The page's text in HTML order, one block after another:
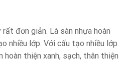
đơn giản. Là sàn nhựa hoàn
nhiều lớp. Với cấu tạo nhiều lớp
thiện xanh, sạch, thân thiện